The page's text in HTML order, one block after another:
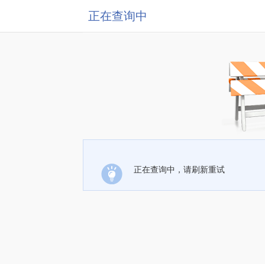
正在查询中
正在查询中，请刷新重试